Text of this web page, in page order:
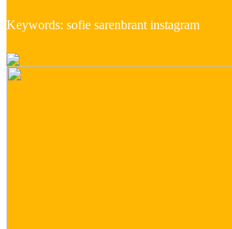
Keywords: sofie sarenbrant instagram